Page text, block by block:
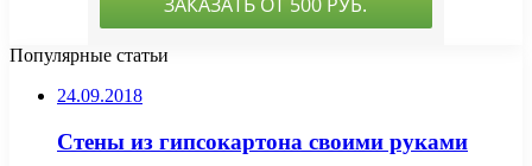
Популярные статьи
24.09.2018
Стены из гипсокартона своими руками